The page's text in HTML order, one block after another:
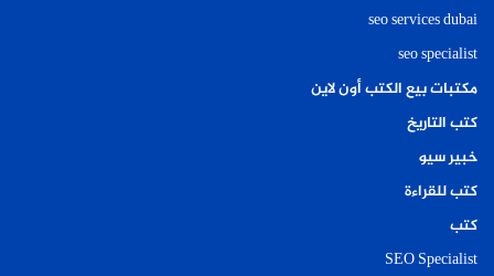
seo services dubai
seo specialist
مكتبات بيع الكتب أون لاين
كتب التاريخ
خبير سيو
كتب للقراءة
كتب
SEO Specialist